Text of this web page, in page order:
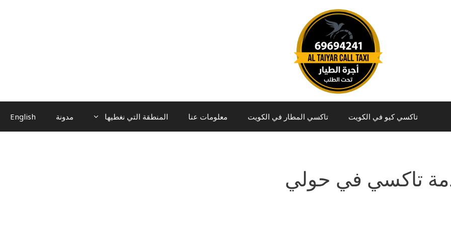
تاكسي كيو في الكويت تاكسي المطار في الكويت معلومات عنا المنطقة التي نغطيها مدونة English
تاكسي في حولي